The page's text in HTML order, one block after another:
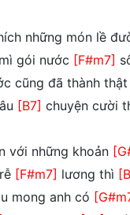
những món lề
gói nước [F#m7]
cũng đã thành
[B7] chuyện cười
với những khoản
[F#m7] lương thì
mong anh có